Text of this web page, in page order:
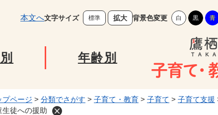
本文へ文字サイズ 標準 拡大 背景色変更 白 黒 青
年齢別
プページ > 分類でさがす > 子育て・教育 > 子育て > 子育て支援
生徒への援助